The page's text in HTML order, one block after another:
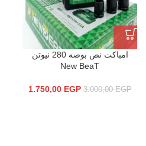
امباكت نص بوصه 280 نيوتن
New BeaT
3.000,00EGP
1.750,00 EGP